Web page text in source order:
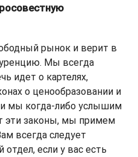
рынок и верит в
Мы всегда
идет о картелях,
о ценообразовании и
мы когда-либо услышим
эти законы, мы примем
всегда следует
если у вас есть